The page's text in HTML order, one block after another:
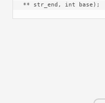
** str_end, int base);